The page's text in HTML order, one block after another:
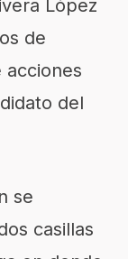
López
de
acciones
del
se
casillas